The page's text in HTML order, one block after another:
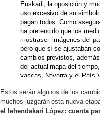
Euskadi, la oposición y
uso excesivo de su
pagan todos. Como
ha pretendido que los
mostrasen imágenes del
pero que sí se ajustaban
cambios previstos,
del actual mapa del
vascas, Navarra y el País
Estos serán algunos de los
muchos juzgarán esta nueva
el lehendakari López: cuenta